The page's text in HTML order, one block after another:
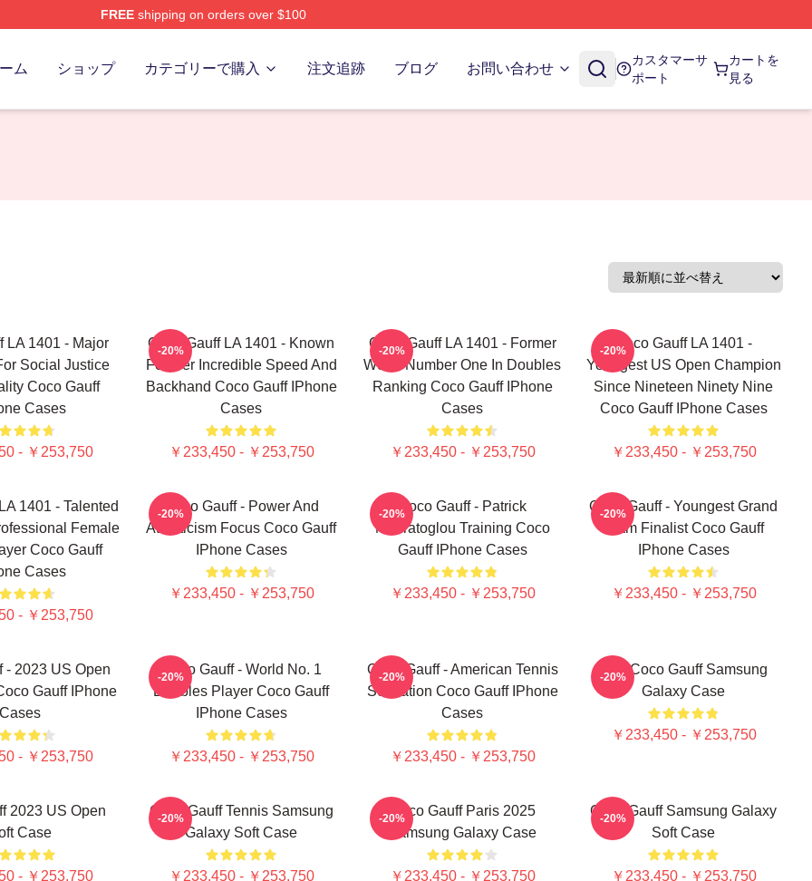
FREEshipping on orders over $100
ム ショップ カテゴリーで購入 注文追跡 ブログ お問い合わせ
カスタマーサ
ポート
カートを
見る
LA 1401 - Major
Social Justice
Coco Gauff
Cases
- ￥253,750
Coco Gauff LA 1401 - Known
For Her Incredible Speed And
Backhand Coco Gauff IPhone
Cases
￥233,450 - ￥253,750
-20%
Coco Gauff LA 1401 - Former
World Number One In Doubles
Ranking Coco Gauff IPhone
Cases
￥233,450 - ￥253,750
-20%
Coco Gauff LA 1401 -
Youngest US Open Champion
Since Nineteen Ninety Nine
Coco Gauff IPhone Cases
￥233,450 - ￥253,750
-20%
1401 - Talented
Female
Coco Gauff
Cases
- ￥253,750
Coco Gauff - Power And
Athleticism Focus Coco Gauff
IPhone Cases
￥233,450 - ￥253,750
-20%
Coco Gauff - Patrick
Mouratoglou Training Coco
Gauff IPhone Cases
￥233,450 - ￥253,750
-20%
Coco Gauff - Youngest Grand
Slam Finalist Coco Gauff
IPhone Cases
￥233,450 - ￥253,750
-20%
- 2023 US Open
Gauff IPhone
Cases
- ￥253,750
Coco Gauff - World No. 1
Doubles Player Coco Gauff
IPhone Cases
￥233,450 - ￥253,750
-20%
Coco Gauff - American Tennis
Sensation Coco Gauff IPhone
Cases
￥233,450 - ￥253,750
-20%
Call Coco Gauff Samsung
Galaxy Case
￥233,450 - ￥253,750
-20%
2023 US Open
Case
- ￥253,750
Coco Gauff Tennis Samsung
Galaxy Soft Case
￥233,450 - ￥253,750
-20%
Coco Gauff Paris 2025
Samsung Galaxy Case
￥233,450 - ￥253,750
-20%
Coco Gauff Samsung Galaxy
Soft Case
￥233,450 - ￥253,750
-20%